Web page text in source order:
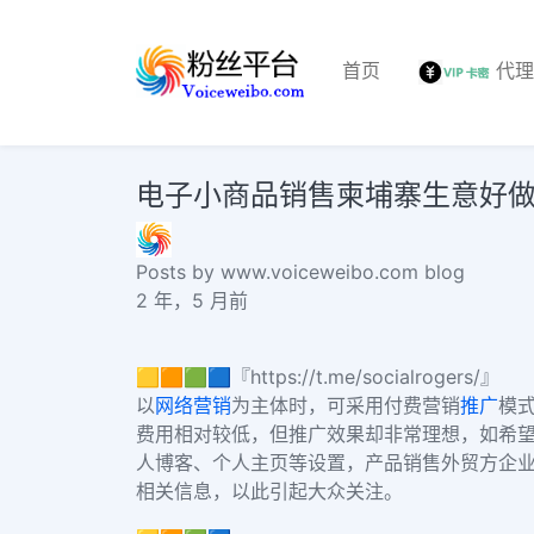
首页 代
电子小商品销售柬埔寨生意好
Posts by www.voiceweibo.com blog
2 年，5 月前
🟨🟧🟩🟦『https://t.me/socialrogers/』
以网络营销为主体时，可采用付费营销推广模
费用相对较低，但推广效果却非常理想，如希
人博客、个人主页等设置，产品销售外贸方企
相关信息，以此引起大众关注。